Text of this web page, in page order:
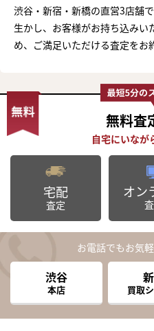
渋谷・新宿・新橋の直営3店舗
生かし、お客様がお持ち込みい
め、ご満足いただける査定をお
無料査
宅配
査定
オン
お電話でもお気
渋谷
本店 買取